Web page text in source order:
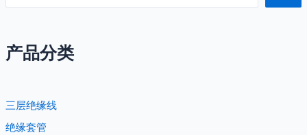
产品分类
三层绝缘线
绝缘套管